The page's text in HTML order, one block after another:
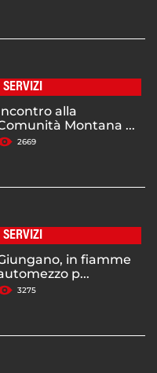
SERVIZI
alla
Montana ...
2669
SERVIZI
in fiamme
p...
3275